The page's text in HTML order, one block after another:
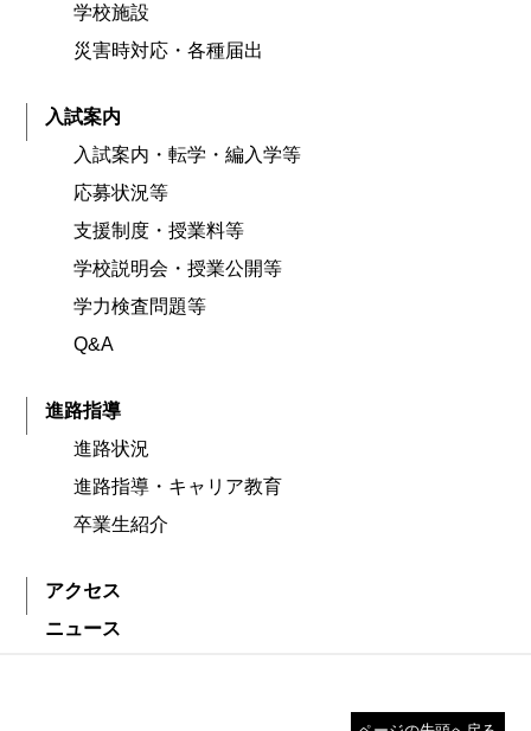
学校施設
災害時対応・各種届出
入試案内
入試案内・転学・編入学等
応募状況等
支援制度・授業料等
学校説明会・授業公開等
学力検査問題等
Q&A
進路指導
進路状況
進路指導・キャリア教育
卒業生紹介
アクセス
ニュース